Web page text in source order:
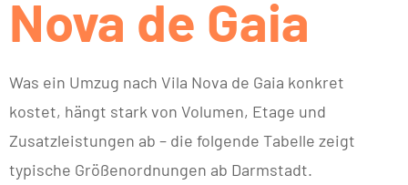
Nova de Gaia
Was ein Umzug nach Vila Nova de Gaia konkret
kostet, hängt stark von Volumen, Etage und
Zusatzleistungen ab – die folgende Tabelle zeigt
typische Größenordnungen ab Darmstadt.